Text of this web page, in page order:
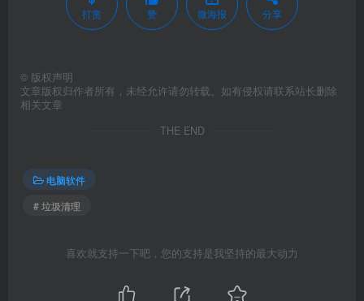
打赏 赞 微海报 分享
© 版权声明
文章版权归作者所有，未经允许请勿转载。如有侵权请联系站长删除
相关文章
THE END
电脑软件
# 垃圾清理
喜欢就支持一下吧，您的支持是我坚持的最大动力